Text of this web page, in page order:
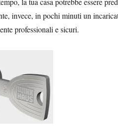
invece, in pochi minuti un
professionali e sicuri.